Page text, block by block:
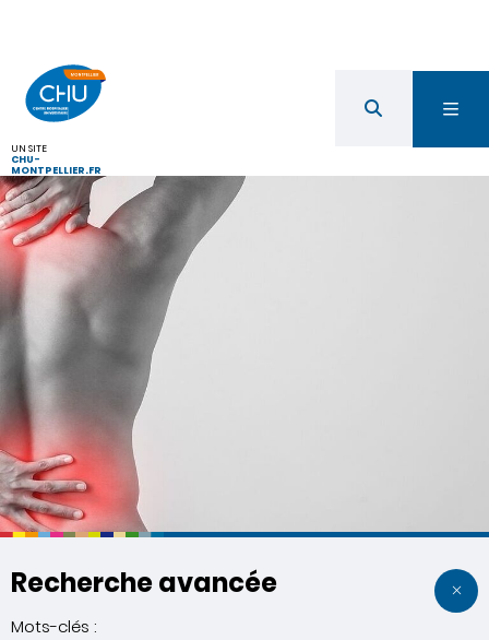
UN SITE
CHU-
MONTPELLIER.FR
Recherche avancée
Mots-clés :